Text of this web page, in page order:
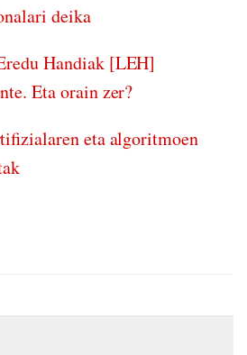
deika
Handiak [LEH]
Eta orain zer?
eta algoritmoen